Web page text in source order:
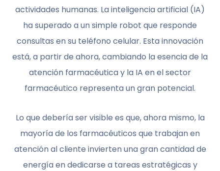
actividades humanas. La inteligencia artificial (IA)
ha superado a un simple robot que responde
consultas en su teléfono celular. Esta innovación
está, a partir de ahora, cambiando la esencia de la
atención farmacéutica y la IA en el sector
farmacéutico representa un gran potencial.
Lo que debería ser visible es que, ahora mismo, la
mayoría de los farmacéuticos que trabajan en
atención al cliente invierten una gran cantidad de
energía en dedicarse a tareas estratégicas y